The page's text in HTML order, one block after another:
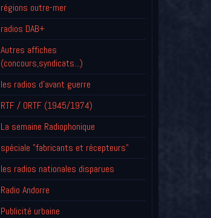
régions outre-mer
radios DAB+
Autres affiches
(concours,syndicats...)
les radios d'avant guerre
RTF / ORTF (1945/1974)
La semaine Radiophonique
spéciale "fabricants et récepteurs"
les radios nationales disparues
Radio Andorre
Publicité urbaine